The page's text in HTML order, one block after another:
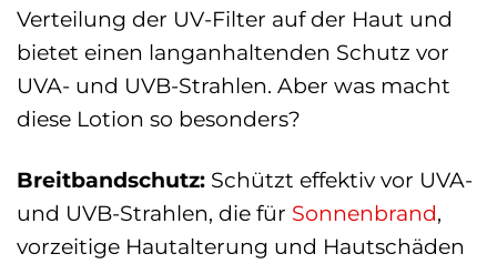
Verteilung der UV-Filter auf der Haut und
bietet einen langanhaltenden Schutz vor
UVA- und UVB-Strahlen. Aber was macht
diese Lotion so besonders?
Breitbandschutz: Schützt effektiv vor UVA-
und UVB-Strahlen, die für Sonnenbrand,
vorzeitige Hautalterung und Hautschäden